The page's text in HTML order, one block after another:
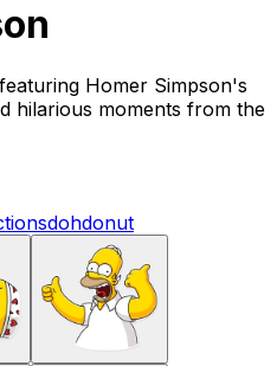
Homer Simpson's
hilarious moments from the
dohdonut